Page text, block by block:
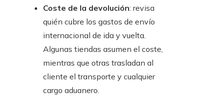
Coste de la devolución: revisa
quién cubre los gastos de envío
internacional de ida y vuelta.
Algunas tiendas asumen el coste,
mientras que otras trasladan al
cliente el transporte y cualquier
cargo aduanero.